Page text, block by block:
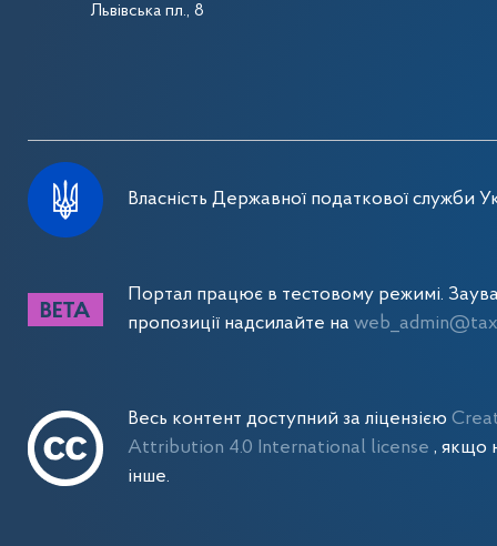
Львівська пл., 8
Власність Державної податкової служби
Портал працює в тестовому режимі.
пропозиції надсилайте на
Весь контент доступний за ліцензією
Attribution 4.0 International license , якщо
інше.